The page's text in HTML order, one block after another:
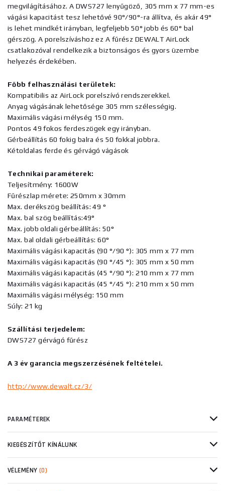
megvilágításához. A DWS727 lenyűgöző, 305 mm x 77 mm-es
vágási kapacitást tesz lehetővé 90°/90°-ra állítva, és akár 49°
is lehet mindkét irányban, legfeljebb 50° jobb és 60° bal
gérszög. A porelszíváshoz ez A fűrész DEWALT AirLock
csatlakozóval rendelkezik a biztonságos és gyors üzembe
helyezés érdekében.
Főbb felhasználási területek:
Kompatibilis az AirLock porelszívó rendszerekkel.
Anyag vágásának lehetősége 305 mm szélességig.
Maximális vágási mélység 150 mm.
Pontos 49 fokos ferdeszögek egy irányban.
Gérbeállítás 60 fokig balra és 50 fokkal jobbra.
Kétoldalas ferde és gérvágó vágások
Technikai paraméterek:
Teljesítmény: 1600W
Fűrészlap mérete: 250mm x 30mm
Max. derékszög beállítás: 49 °
Max. bal szög beállítás:49°
Max. jobb oldali gérbeállítás: 50°
Max. bal oldali gérbeállítás: 60°
Maximális vágási kapacitás (90 °/90 °): 305 mm x 77 mm
Maximális vágási kapacitás (90 °/45 °): 305 mm x 50 mm
Maximális vágási kapacitás (45 °/90 °): 210 mm x 77 mm
Maximális vágási kapacitás (45 °/45 °): 210 mm x 50 mm
Maximális vágási mélység: 150 mm
Súly: 21 kg
Szállítási terjedelem:
DWS727 gérvágó fűrész
A 3 év garancia megszerzésének feltételei.
http://www.dewalt.cz/3/
PARAMÉTEREK
KIEGÉSZÍTŐT KÍNÁLUNK
VÉLEMÉNY (0)